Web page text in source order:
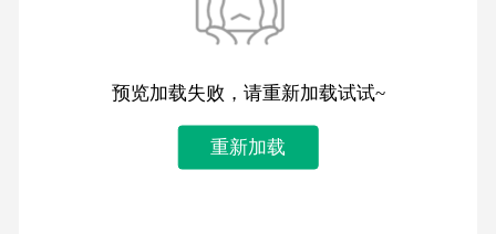
预览加载失败，请重新加载试试~
重新加载